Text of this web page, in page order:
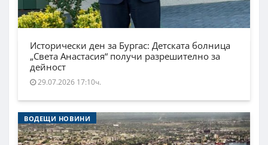
Исторически ден за Бургас: Детската болница
„Света Анастасия“ получи разрешително за
дейност
29.07.2026 17:10ч.
ВОДЕЩИ НОВИНИ